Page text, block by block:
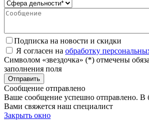
Подписка на новости и скидки
Я согласен на обработку
Символом «звездочка» (*) отмечены
заполнения поля
Сообщение отправлено
Ваше сообщение успешно отправлено. В
Вами свяжется наш специалист
Закрыть окно